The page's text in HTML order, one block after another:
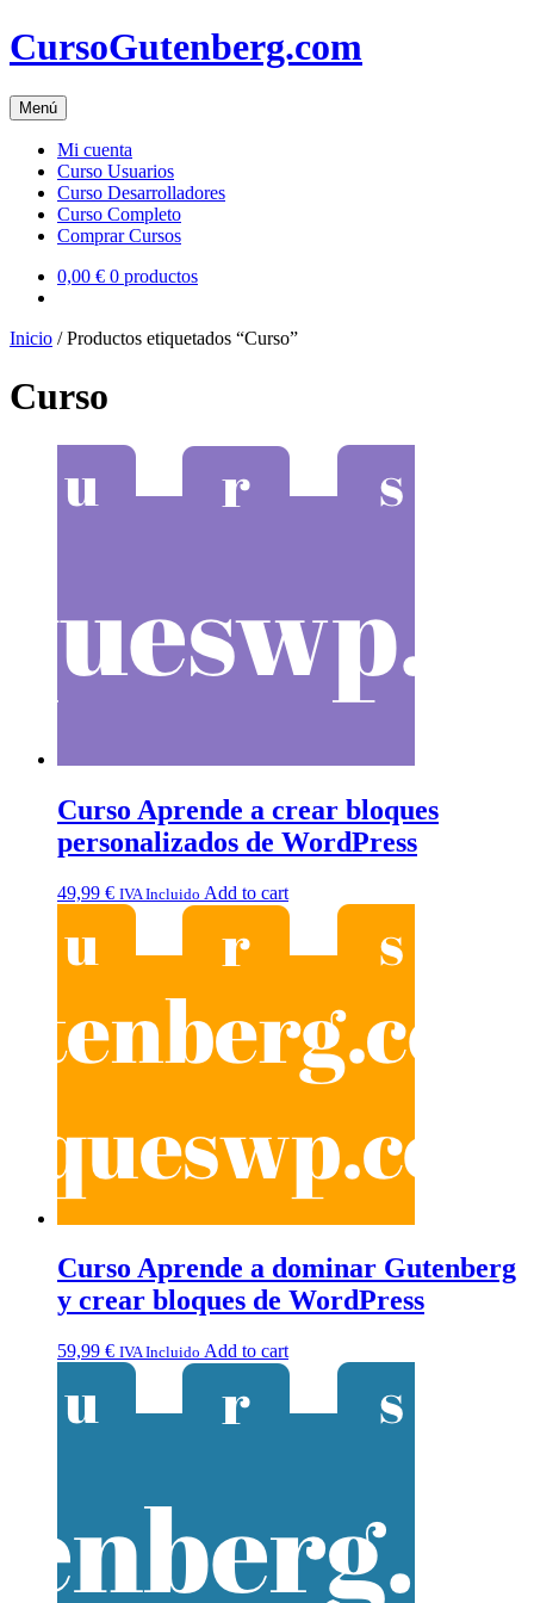
Skip
to
CursoGutenberg.com
Menú
Mi cuenta
Curso Usuarios
Curso Desarrolladores
Curso Completo
Comprar Cursos
0,00 € 0 productos
Inicio / Productos etiquetados “Curso”
Curso
Curso Aprende a crear bloques
personalizados de WordPress
49,99 € IVA Incluido Add to cart
Curso Aprende a dominar Gutenberg
y crear bloques de WordPress
59,99 € IVA Incluido Add to cart